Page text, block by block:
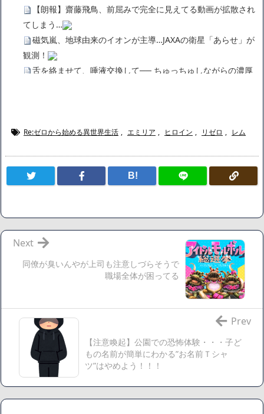
【朗報】齋藤飛鳥、前屈みで完全に見えてる動画が拡散され
てしまう…
磁気嵐、地球由来のイオンが主導…JAXAの衛星「あらせ」が
観測！
舌を絡ませて、唾液交換して── ちゅっちゅしながらの濃厚
広末涼子さん、正気に戻ってしまい絶望する・・・「アカ
割減
【画像】さくまあきら「桃鉄の赤マスは実際に行ってみてク
【愕然】ワイ「豚バラ220gカリッカリになるまで焼いて重さ
調べたろww(2割3割減ったら御の字やろなあww)」→結
果・・・・・・・・・・・・・・・・・・・
【悲報】ジェネリック医薬品、4割が承認書と異なる製造だ
ったことが発覚「衝撃的な数字だ」
【速報】楽天グループ、減損損失約160億円と約700億円の繰
延税金資産の取崩し
【悲報】読売新聞、「避難所の自販機が壊されて窃盗され
Re:ゼロから始める異世界生活 , エミリア , ヒロイン , リゼロ , レム
B!
同僚が臭いんやが上司も注意しづらそうで
職場全体が困ってる
Next
【注意喚起】公園での恐怖体験・・・子ど
もの名前が簡単にわかる”お名前Ｔシャ
ツ”はやめよう！！！
Prev